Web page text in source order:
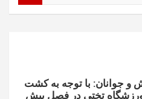
و جوانان: با توجه به کشت
ورزشگاه تختی در فصل پیش